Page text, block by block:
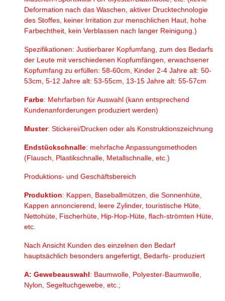
Deformation nach das Waschen, aktiver Drucktechnologie
des Stoffes, keiner Irritation zur menschlichen Haut, hohe
Farbechtheit, kein Verblassen nach langer Reinigung.)
Spezifikationen: Justierbarer Kopfumfang, zum des Bedarfs
der Leute mit verschiedenen Kopfumfängen, erwachsener
Kopfumfang zu erfüllen: 58-60cm, Kinder 2-4 Jahre alt: 50-
53cm, 5-12 Jahre alt: 53-55cm, 13-15 Jahre alt: 55-57cm
Farbe: Mehrfarben für Auswahl (kann entsprechend
Kundenanforderungen produziert werden)
Muster: Stickerei/Drucken oder als Konstruktionszeichnung
Endstückschnalle: mehrfache Anpassungsmethoden
(Flausch, Plastikschnalle, Metallschnalle, etc.)
Produktions- und Geschäftsbereich
Produktion: Kappen, Baseballmützen, die Sonnenhüte,
Kappen annoncierend, leere Zylinder, touristische Hüte,
Nettohüte, Fischerhüte, Hip-Hop-Hüte, flach-strömten Hüte,
etc.
Nach Ansicht Kunden des einzelnen den Bedarf
hauptsächlich besonders angefertigt, Bedarfs- produziert
A: Gewebeauswahl: Baumwolle, Polyester-Baumwolle,
Nylon, Segeltuchgewebe, etc.;